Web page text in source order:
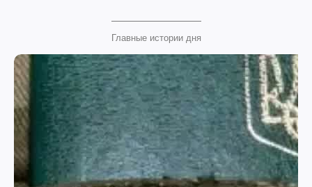
Главные истории дня